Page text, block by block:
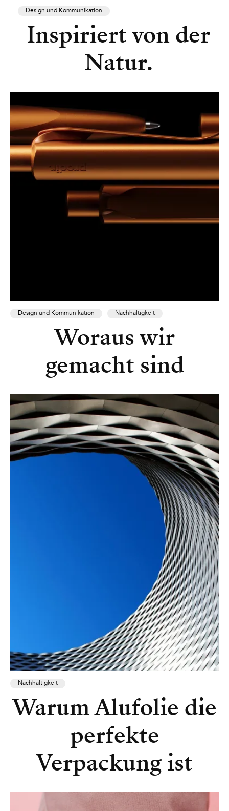
Design und Kommunikation
Inspiriert von der
Natur.
Design und Kommunikation Nachhaltigkeit
Woraus wir
gemacht sind
Nachhaltigkeit
Warum Alufolie die
perfekte
Verpackung ist